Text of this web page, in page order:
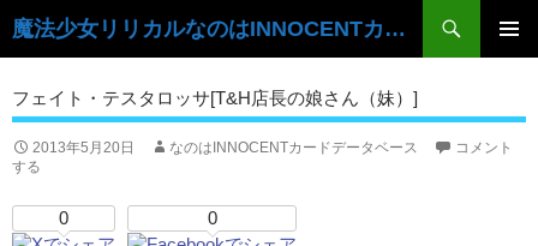
魔法少女リリカルなのはINNOCENTカードデータベース
検
索
イ
ン
テ
ン
ツ
へ
フェイト・テスタロッサ[T&H店長の娘さん（妹）]
2013年5月20日 なのはINNOCENTカードデータベース
コメント
する
0 0